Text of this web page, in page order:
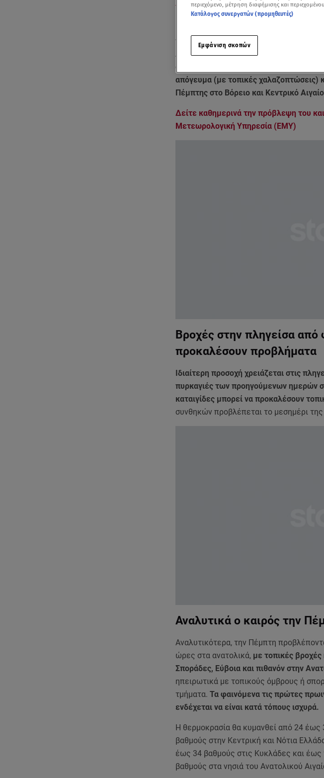
Δείτε την πρόβλεψη του καιρού από τον Θοδωρή
προβλέπει από το απόγευμα της
Αθηνών.Η απομάκρυνση των πολύ
συνοδευτεί από την ανάπτυξη
απόγευμα (με τοπικές χαλαζοπτώσεις)
Πέμπτης στο Βόρειο και Κεντρικό
Δείτε καθημερινά την πρόβλεψη του
Μετεωρολογική Υπηρεσία (ΕΜΥ)
Βροχές στην πληγείσα από
προκαλέσουν προβλήματα
Ιδιαίτερη προσοχή χρειάζεται στις
πυρκαγιές των προηγούμενων ημερών
καταιγίδες μπορεί να προκαλέσουν
συνθηκών προβλέπεται το μεσημέρι
Αναλυτικά ο καιρός την
Αναλυτικότερα, την Πέμπτη
ώρες στα ανατολικά,με τοπικές βροχές
Σποράδες, Εύβοια και πιθανόν στην
ηπειρωτικά με τοπικούς όμβρους ή
τμήματα. Τα φαινόμενα τις πρώτες
ενδέχεται να είναι κατά τόπους ισχυρά.
Η θερμοκρασία θα κυμανθεί από 24
βαθμούς στην Κεντρική και Νότια
έως 34 βαθμούς στις Κυκλάδες και
βαθμούς στα νησιά του Ανατολικού
περιεχόμενο, μέτρηση διαφήμισης και
Κατάλογος συνεργατών (προμηθευτές)
Εμφάνιση σκοπών